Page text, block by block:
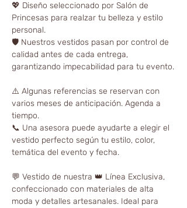
💖 Diseño seleccionado por Salón de
Princesas para realzar tu belleza y estilo
personal.
🛡️ Nuestros vestidos pasan por control de
calidad antes de cada entrega,
garantizando impecabilidad para tu evento.
⚠️ Algunas referencias se reservan con
varios meses de anticipación. Agenda a
tiempo.
📞 Una asesora puede ayudarte a elegir el
vestido perfecto según tu estilo, color,
temática del evento y fecha.
💬 Vestido de nuestra 👑 Línea Exclusiva,
confeccionado con materiales de alta
moda y detalles artesanales. Ideal para